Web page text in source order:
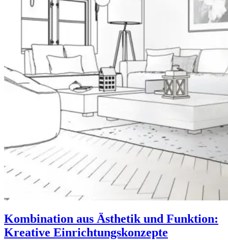
Kombination aus Ästhetik und Funktion:
Kreative Einrichtungskonzepte